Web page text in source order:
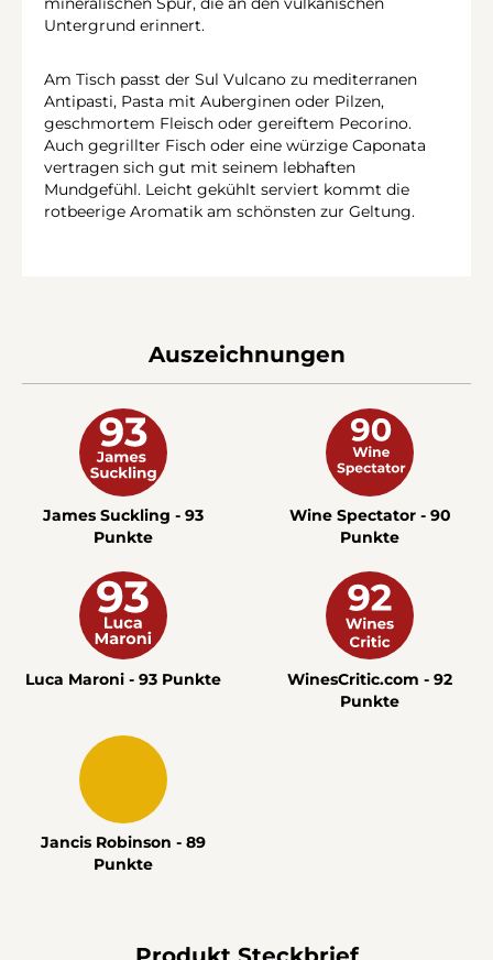
Untergrund erinnert.
Am Tisch passt der Sul Vulcano zu mediterranen
Antipasti, Pasta mit Auberginen oder Pilzen,
geschmortem Fleisch oder gereiftem Pecorino.
Auch gegrillter Fisch oder eine würzige Caponata
vertragen sich gut mit seinem lebhaften
Mundgefühl. Leicht gekühlt serviert kommt die
rotbeerige Aromatik am schönsten zur Geltung.
Auszeichnungen
James Suckling - 93
Punkte
Wine Spectator - 90
Punkte
Luca Maroni - 93 Punkte
WinesCritic.com - 92
Punkte
Jancis Robinson - 89
Punkte